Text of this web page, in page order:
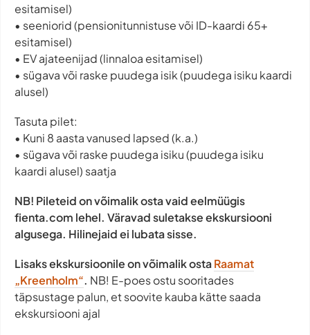
esitamisel)
• seeniorid (pensionitunnistuse või ID-kaardi 65+
esitamisel)
• EV ajateenijad (linnaloa esitamisel)
• sügava või raske puudega isik (puudega isiku kaardi
alusel)
Tasuta pilet:
• Kuni 8 aasta vanused lapsed (k.a.)
• sügava või raske puudega isiku (puudega isiku
kaardi alusel) saatja
NB! Pileteid on võimalik osta vaid eelmüügis
fienta.com lehel. Väravad suletakse ekskursiooni
algusega. Hilinejaid ei lubata sisse.
Lisaks ekskursioonile on võimalik ostaRaamat
„Kreenholm“. NB! E-poes ostu sooritades
täpsustage palun, et soovite kauba kätte saada
ekskursiooni ajal